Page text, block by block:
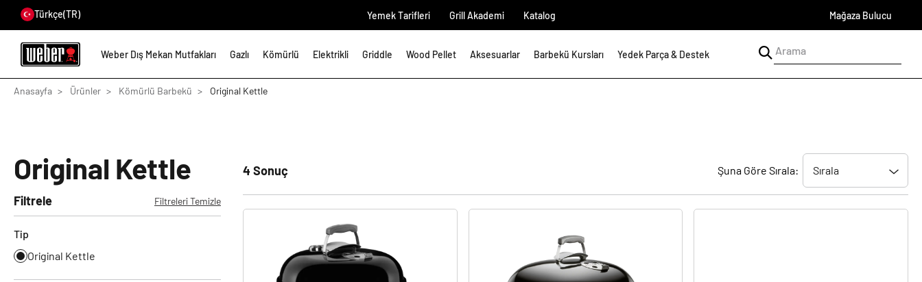
Türkçe(TR) Yemek Tarifleri Grill Akademi Katalog Mağaza Bulucu
Weber Dış Mekan Mutfakları Gazlı Kömürlü Elektrikli Griddle Wood Pellet Aksesuarlar Barbekü Kursları Yedek Parça & Destek
Anasayfa Ürünler Kömürlü Barbekü Original Kettle
Original Kettle
Filtrele Filtreleri Temizle
Tip
Original Kettle
4 Sonuç Şuna Göre Sırala: